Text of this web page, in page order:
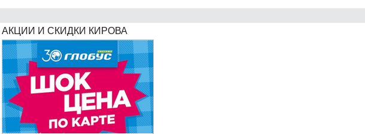
АКЦИИ И СКИДКИ КИРОВА